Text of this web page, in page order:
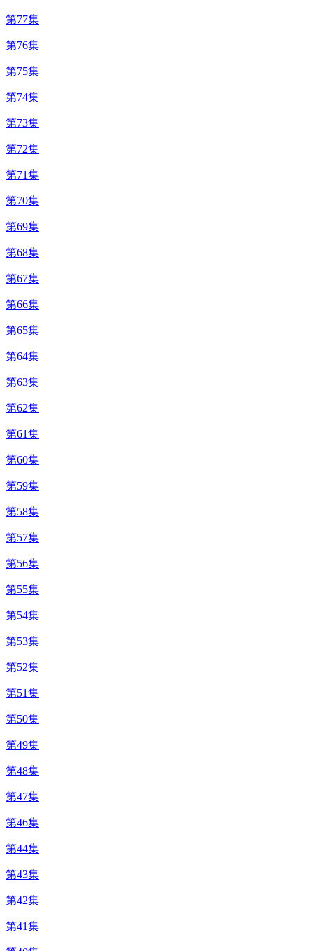
第77集
第76集
第75集
第74集
第73集
第72集
第71集
第70集
第69集
第68集
第67集
第66集
第65集
第64集
第63集
第62集
第61集
第60集
第59集
第58集
第57集
第56集
第55集
第54集
第53集
第52集
第51集
第50集
第49集
第48集
第47集
第46集
第44集
第43集
第42集
第41集